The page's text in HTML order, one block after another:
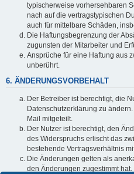
typischerweise vorhersehbaren
nach auf die vertragstypischen
auch für mittelbare Schäden,
Die Haftungsbegrenzung der
zugunsten der Mitarbeiter und
Ansprüche für eine Haftung aus
unberührt.
6. ÄNDERUNGSVORBEHALT
Der Betreiber ist berechtigt, die
Datenschutzerklärung zu
Mail mitgeteilt.
Der Nutzer ist berechtigt, den
des Widerspruchs erlischt das
bestehende Vertragsverhältnis
Die Änderungen gelten als
den Änderungen zugestimmt hat.